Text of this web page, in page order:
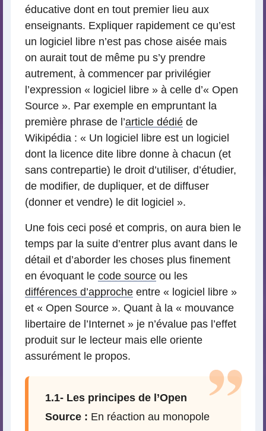
éducative dont en tout premier lieu aux
enseignants. Expliquer rapidement ce qu’est
un logiciel libre n’est pas chose aisée mais
on aurait tout de même pu s’y prendre
autrement, à commencer par privilégier
l’expression « logiciel libre » à celle d’« Open
Source ». Par exemple en empruntant la
première phrase de l’article dédié de
Wikipédia : « Un logiciel libre est un logiciel
dont la licence dite libre donne à chacun (et
sans contrepartie) le droit d’utiliser, d’étudier,
de modifier, de dupliquer, et de diffuser
(donner et vendre) le dit logiciel ».
Une fois ceci posé et compris, on aura bien le
temps par la suite d’entrer plus avant dans le
détail et d’aborder les choses plus finement
en évoquant le code source ou les
différences d’approche entre « logiciel libre »
et « Open Source ». Quant à la « mouvance
libertaire de l’Internet » je n’évalue pas l’effet
produit sur le lecteur mais elle oriente
assurément le propos.
1.1- Les principes de l’Open
Source : En réaction au monopole